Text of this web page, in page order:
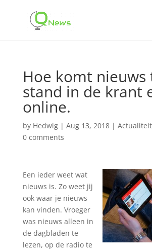
Hoe komt nieuws
stand in de krant
online.
by Hedwig| Aug 13, 2018|
0 comments
Een ieder weet wat
nieuws is. Zo weet jij
ook waar je nieuws
kan vinden. Vroeger
was nieuws alleen in
de dagbladen te
lezen, op de radio te